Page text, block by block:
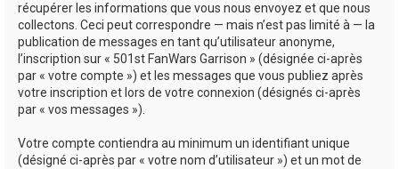
récupérer les informations que vous nous envoyez et que nous
collectons. Ceci peut correspondre — mais n’est pas limité à — la
publication de messages en tant qu’utilisateur anonyme,
l’inscription sur « 501st FanWars Garrison » (désignée ci-après
par « votre compte ») et les messages que vous publiez après
votre inscription et lors de votre connexion (désignés ci-après
par « vos messages »).
Votre compte contiendra au minimum un identifiant unique
(désigné ci-après par « votre nom d’utilisateur ») et un mot de